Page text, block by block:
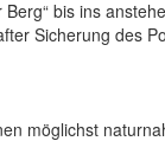
Berg“ bis ins
Sicherung des
möglichst